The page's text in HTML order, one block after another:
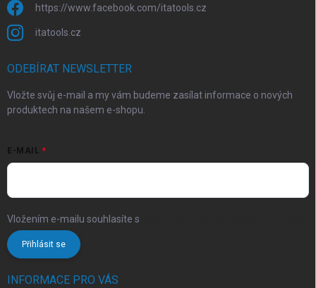
https://www.facebook.com/itatools.cz
itatools.cz
ODEBÍRAT NEWSLETTER
Vložte svůj e-mail a my vám budeme zasílat informace o nových
produktech na našem e-shopu.
E-MAIL
Vložením e-mailu souhlasíte s
Přihlásit se
INFORMACE PRO VÁS